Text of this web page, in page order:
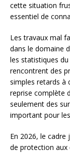
cette situation
essentiel de
Les travaux mal
dans le domaine
les statistiques
rencontrent des
simples retards à
reprise complète
seulement des
important pour
En 2026, le
de protection aux